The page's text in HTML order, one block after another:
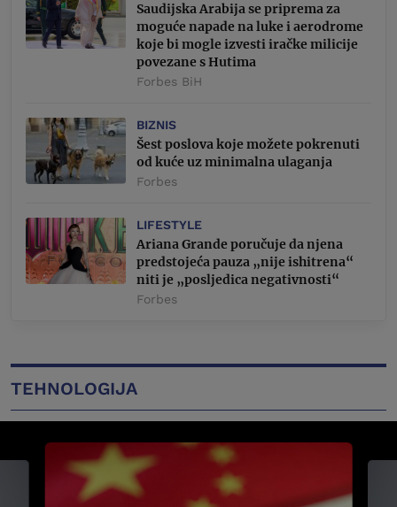
Saudijska Arabija se priprema za
moguće napade na luke i aerodrome
koje bi mogle izvesti iračke milicije
povezane s Hutima
Forbes BiH
BIZNIS
Šest poslova koje možete pokrenuti
od kuće uz minimalna ulaganja
Forbes
LIFESTYLE
Ariana Grande poručuje da njena
predstojeća pauza „nije ishitrena“
niti je „posljedica negativnosti“
Forbes
TEHNOLOGIJA